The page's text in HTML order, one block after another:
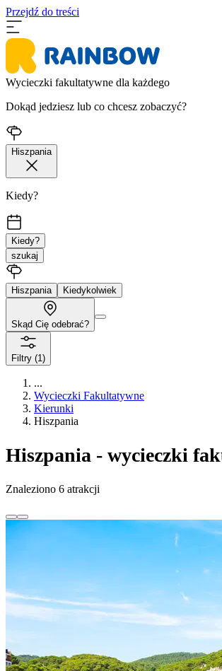
Przejdź do treści
Wycieczki fakultatywne dla każdego
Dokąd jedziesz lub co chcesz zobaczyć?
Hiszpania
Kiedy?
Kiedy?
szukaj
Hiszpania Kiedykolwiek
Skąd Cię odebrać?
Filtry (1)
...
Wycieczki Fakultatywne
Kierunki
Hiszpania
Hiszpania - wycieczki
Znaleziono 6 atrakcji